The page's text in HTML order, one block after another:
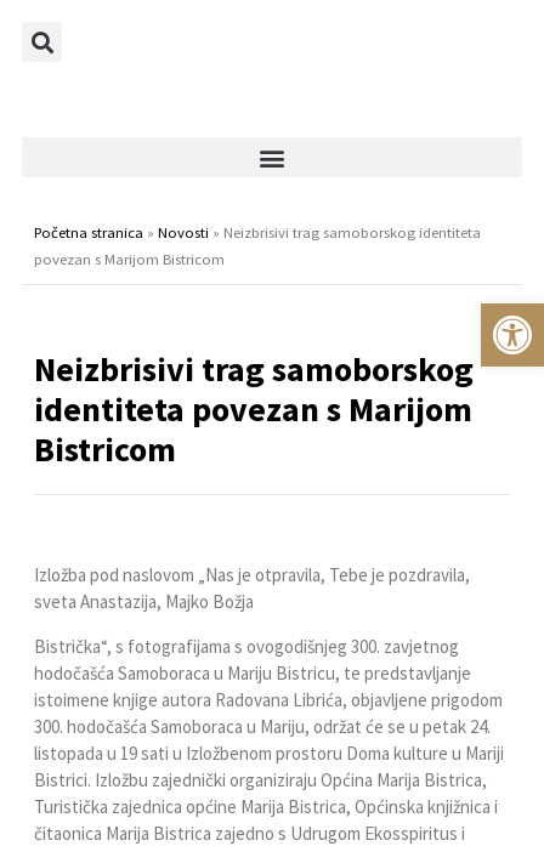
Početna stranica » Novosti » Neizbrisivi trag samoborskog identiteta
povezan s Marijom Bistricom
Neizbrisivi trag samoborskog
identiteta povezan s Marijom
Bistricom
Izložba pod naslovom „Nas je otpravila, Tebe je pozdravila,
sveta Anastazija, Majko Božja
Bistrička“, s fotografijama s ovogodišnjeg 300. zavjetnog
hodočašća Samoboraca u Mariju Bistricu, te predstavljanje
istoimene knjige autora Radovana Librića, objavljene prigodom
300. hodočašća Samoboraca u Mariju, održat će se u petak 24.
listopada u 19 sati u Izložbenom prostoru Doma kulture u Mariji
Bistrici. Izložbu zajednički organiziraju Općina Marija Bistrica,
Turistička zajednica općine Marija Bistrica, Općinska knjižnica i
čitaonica Marija Bistrica zajedno s Udrugom Ekosspiritus i